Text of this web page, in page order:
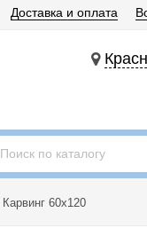
Доставка и оплата
60x120